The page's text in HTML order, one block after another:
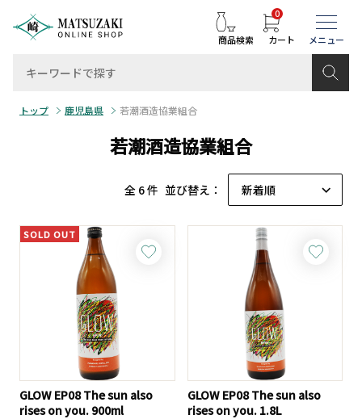
商品検索 カート
0
トップ 鹿児島県 若潮酒造協業組合
若潮酒造協業組合
全 6 件 並び替え：
SOLD OUT
GLOW EP08 The sun also
rises on you. 900ml
GLOW EP08 The sun also
rises on you. 1.8L